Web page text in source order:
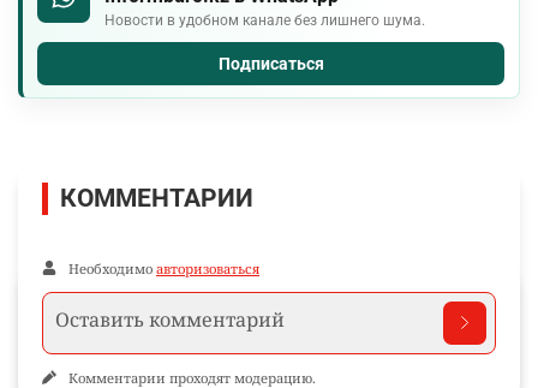
Новости в удобном канале без лишнего шума.
Подписаться
КОММЕНТАРИИ
Необходимо авторизоваться
Комментарии проходят модерацию.